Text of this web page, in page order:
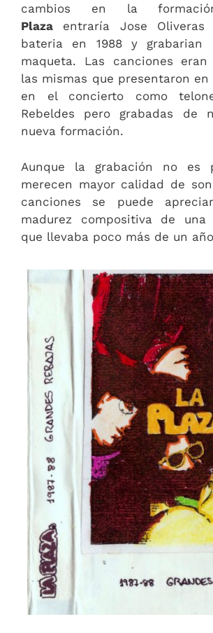
cambios en la
Plaza entraría Jose Oliveras
bateria en 1988 y grabarian
maqueta. Las canciones eran
las mismas que presentaron
en el concierto como
Rebeldes pero grabadas de
nueva formación.
Aunque la grabación no es
merecen mayor calidad de
canciones se puede
madurez compositiva de una
que llevaba poco más de un